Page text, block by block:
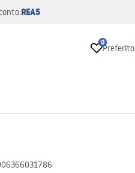
REA5
0
Preferito